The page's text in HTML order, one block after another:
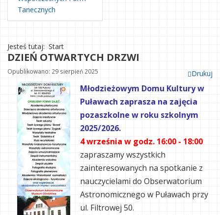
Tanecznych
Jesteś tutaj: Start
DZIEŃ OTWARTYCH DRZWI
Drukuj
Opublikowano: 29 sierpień 2025
Młodzieżowym Domu Kultury w
Puławach zaprasza na zajęcia
pozaszkolne w roku szkolnym
2025/2026.
4 września w godz. 16:00 - 18:00
zapraszamy wszystkich
zainteresowanych na spotkanie z
nauczycielami do Obserwatorium
Astronomicznego w Puławach przy
ul. Filtrowej 50.